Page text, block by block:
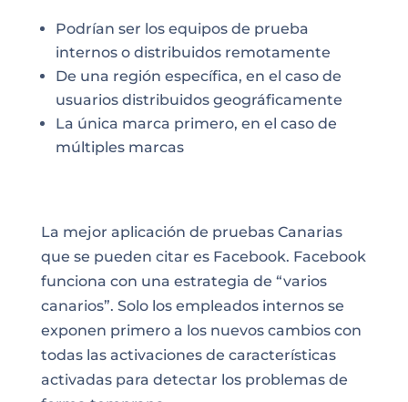
Podrían ser los equipos de prueba
internos o distribuidos remotamente
De una región específica, en el caso de
usuarios distribuidos geográficamente
La única marca primero, en el caso de
múltiples marcas
La mejor aplicación de pruebas Canarias
que se pueden citar es Facebook. Facebook
funciona con una estrategia de “varios
canarios”. Solo los empleados internos se
exponen primero a los nuevos cambios con
todas las activaciones de características
activadas para detectar los problemas de